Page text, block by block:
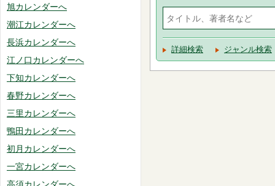
旭カレンダーへ
潮江カレンダーへ
長浜カレンダーへ
江ノ口カレンダーへ
下知カレンダーへ
春野カレンダーへ
三里カレンダーへ
鴨田カレンダーへ
初月カレンダーへ
一宮カレンダーへ
詳細検索 ジャンル検索